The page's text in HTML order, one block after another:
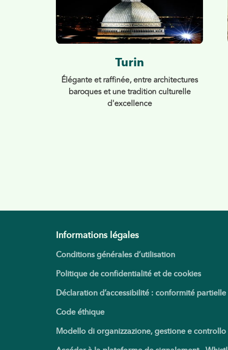
Turin
Élégante et raffinée, entre architectures
baroques et une tradition culturelle
d'excellence
Informations légales
Conditions générales d’utilisation
Politique de confidentialité et de cookies
Déclaration d’accessibilité : conformité partielle
Code éthique
Modello di organizzazione, gestione e controllo